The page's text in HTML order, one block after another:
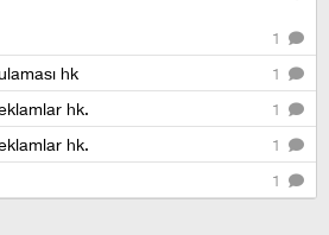
1
1
hk
1
hk.
1
hk.
1